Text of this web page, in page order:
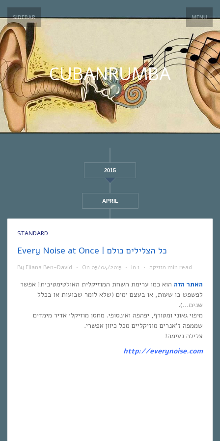
SIDEBAR MENU
CUBANRUMBA
2015
APRIL
STANDARD
Every Noise at Once | כל הצלילים כולם
By Eliana Ben-David • On 05/04/2015 • In מוזיקה • 1 min read
האתר הזה הוא כמו ערימת השחת המוזיקלית האולטימטיבית! אפשר
לפשפש בו שעות, או בעצם ימים (שלא לומר שבועות או בכלל
שנים…).
מיפוי גאוני ומטורף, יפהפה ואינסופי. מחסן מוזיקלי אדיר מימדים
שממפה ז’אנרים מוזיקליים מכל כיוון אפשרי.
צלילה נעימה!
http://everynoise.com